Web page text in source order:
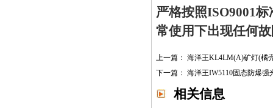
严格按照ISO9001
常使用下出现任何
上一篇： 海洋王KL4LM(A)矿灯(橘
下一篇： 海洋王IW5110固态防爆强
相关信息